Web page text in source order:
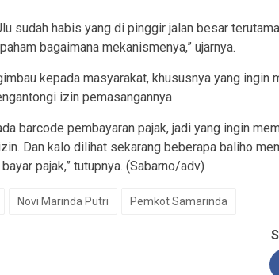
sudah habis yang di pinggir jalan besar
bagaimana mekanismenya,” ujarnya.
kepada masyarakat, khususnya yang ingin
izin pemasangannya
barcode pembayaran pajak, jadi yang ingin
Dan kalo dilihat sekarang beberapa baliho
pajak,” tutupnya. (Sabarno/adv)
Novi Marinda Putri Pemkot Samarinda